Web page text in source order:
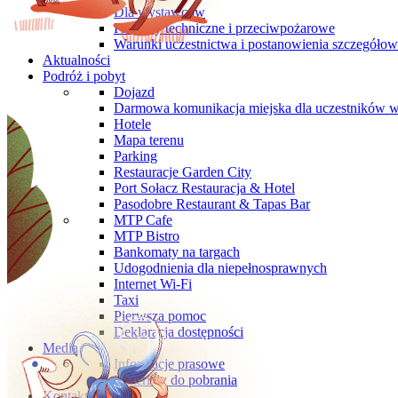
Dla wystawców
Przepisy techniczne i przeciwpożarowe
Warunki uczestnictwa i postanowienia
Aktualności
Podróż i pobyt
Dojazd
Darmowa komunikacja miejska dla uczestników
Hotele
Mapa terenu
Parking
Restauracje Garden City
Port Sołacz Restauracja & Hotel
Pasodobre Restaurant & Tapas Bar
MTP Cafe
MTP Bistro
Bankomaty na targach
Udogodnienia dla niepełnosprawnych
Internet Wi-Fi
Taxi
Pierwsza pomoc
Deklaracja dostępności
Media
Informacje prasowe
Materiały do pobrania